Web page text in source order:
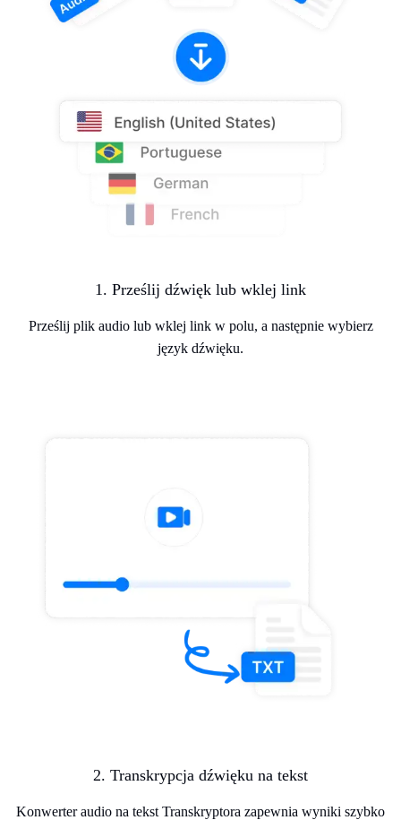
1. Prześlij dźwięk lub wklej link
Prześlij plik audio lub wklej link w polu, a następnie wybierz
język dźwięku.
2. Transkrypcja dźwięku na tekst
Konwerter audio na tekst Transkryptora zapewnia wyniki szybko